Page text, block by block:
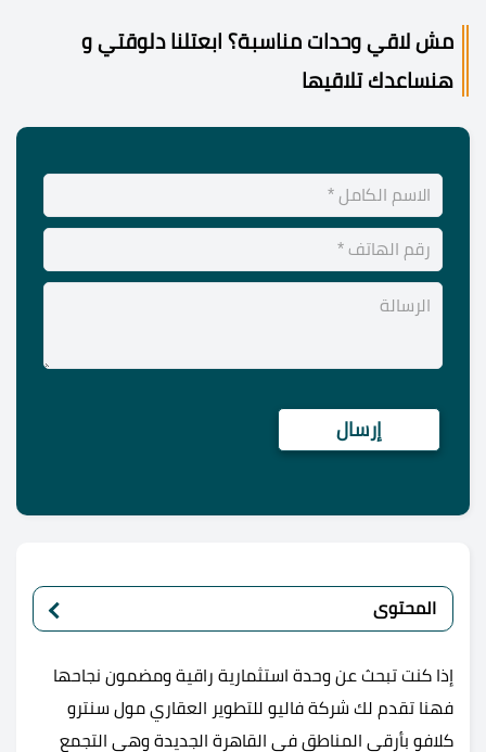
مش لاقي وحدات مناسبة؟ ابعتلنا دلوقتي و
هنساعدك تلاقيها
المحتوى
إذا كنت تبحث عن وحدة استثمارية راقية ومضمون نجاحها
فهنا تقدم لك شركة فاليو للتطوير العقاري مول سنترو
كلافو بأرقى المناطق في القاهرة الجديدة وهي التجمع